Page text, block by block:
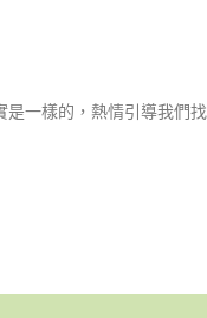
一樣的，熱情引導我們